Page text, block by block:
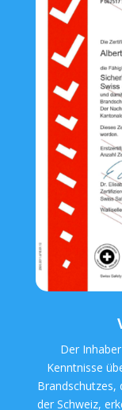
Der
Kenntnisse
Brandschutzes,
der Schweiz,